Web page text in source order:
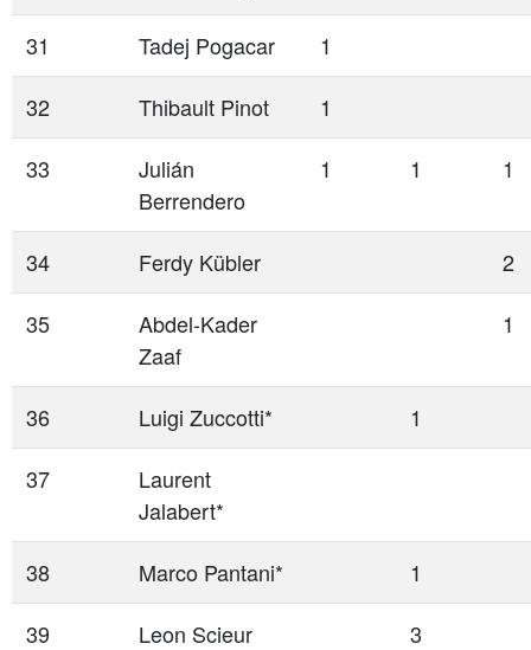
31
Tadej Pogacar
1
32
Thibault Pinot
1
33
Julián
Berrendero
1 1 1
34 Ferdy Kübler
2
35
Abdel-Kader
Zaaf
1
36 Luigi Zuccotti*
1
37
Laurent
Jalabert*
38
Marco Pantani*
1
39
Leon Scieur
3